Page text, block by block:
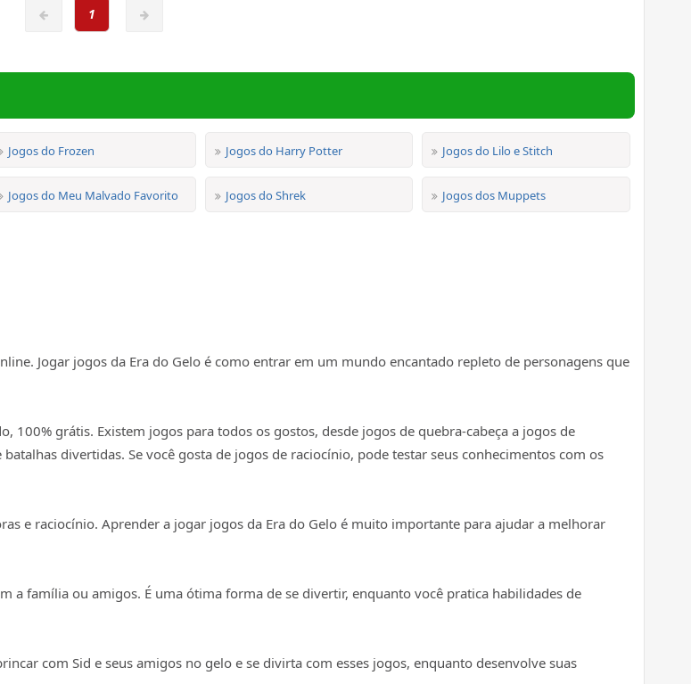
1
Jogos do Frozen Jogos do Harry Potter Jogos do Lilo e Stitch
Jogos do Meu Malvado Favorito Jogos do Shrek Jogos dos Muppets
Jogar jogos da Era do Gelo é como entrar em um mundo encantado repleto de personagens que
100% grátis. Existem jogos para todos os gostos, desde jogos de quebra-cabeça a jogos de
divertidas. Se você gosta de jogos de raciocínio, pode testar seus conhecimentos com os
e raciocínio. Aprender a jogar jogos da Era do Gelo é muito importante para ajudar a melhorar
a família ou amigos. É uma ótima forma de se divertir, enquanto você pratica habilidades de
com Sid e seus amigos no gelo e se divirta com esses jogos, enquanto desenvolve suas